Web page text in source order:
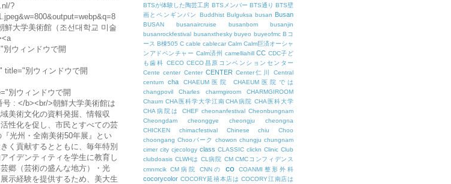
?
大学美術館（조선대학교 미술
ウィンドウで開
title="別ウィンドウで開
別ウィンドウで開
: </b><br/>朝鮮大学美術館は
美術文化の資料発掘、情報収
性化を促し、市民とすべての芸
光州・全南美術50年展』とい
く貢献するとともに、毎年特別
イデンティティを学生に教育し
郷（芸術の盛んな地方）・光
示経験を提供するため、美大生
BTSが体験した陶芸工房 BTSメンバー BTS通り BTS壁
画とペンギンパン
Buddhist Bulguksa busan Busan
BUSAN busanaircruise busanbom
busanjin
busanrockfestival busanxthesky buyeo buyeofmc Bコ
ース B棟505 C cable cablecar Calm Calm巨済オーシャ
ンアドベンチャー Calm済州 camelliahill CC CDC子ど
も歯科 CECO CECO昌原コンベンションセンター
Cente center Center CENTER Center仁川
Central
centum
cha CHAEUM医院
CHAEUM医院では
changpovil
Charles charmgiroom
CHARMGIROOM
Chaum CHA医科学大学江南CHA病院 CHA医科大学
CHA病院は
CHEF cheonanfestival Cheonbungnam
Cheongdam
cheonggye cheongju
cheongna
CHICKEN
chimacfestival Chinese chiu
Choo
choongang Chooパーク chowon chungju chungnam
cimer city cjecology class CLASSIC clickn Clinic Club
clubdoasis CLWHは CL病院 CM CMCコンフィデンス
cmnmcik CM病院 CNNの co COANMI整形外科
cocorycolor COCORY延禧本店は COCORY江南店は